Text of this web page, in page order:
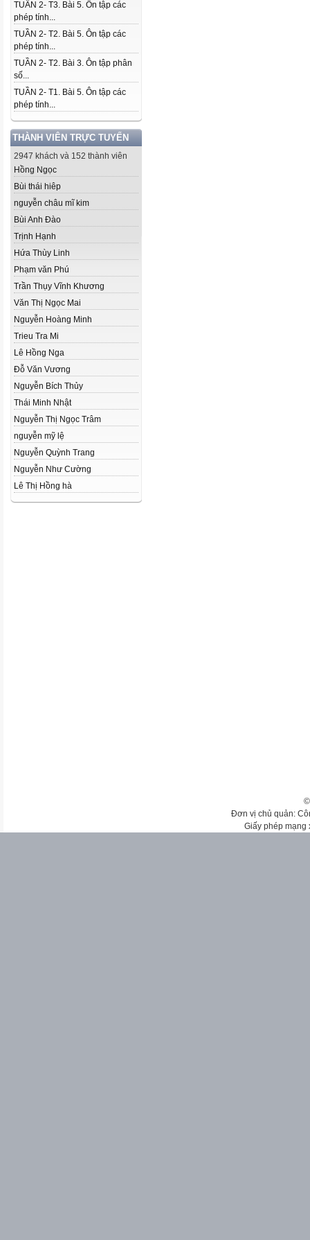
TUẦN 2- T3. Bài 5. Ôn tập các
phép tính...
TUẦN 2- T2. Bài 5. Ôn tập các
phép tính...
TUẦN 2- T2. Bài 3. Ôn tập phân
số...
TUẦN 2- T1. Bài 5. Ôn tập các
phép tính...
THÀNH VIÊN TRỰC TUYẾN
2947 khách và 152 thành viên
Hồng Ngọc
Bùi thái hiêp
nguyễn châu mĩ kim
Bùi Anh Đào
Trịnh Hạnh
Hứa Thùy Linh
Phạm văn Phú
Trần Thụy Vĩnh Khương
Văn Thị Ngọc Mai
Nguyễn Hoàng Minh
Trieu Tra Mi
Lê Hồng Nga
Đỗ Văn Vương
Nguyễn Bích Thủy
Thái Minh Nhật
Nguyễn Thị Ngọc Trâm
nguyễn mỹ lệ
Nguyễn Quỳnh Trang
Nguyễn Như Cường
Lê Thị Hồng hà
Đơn vị chủ quản:
Giấy phép mạng